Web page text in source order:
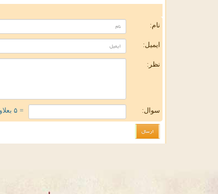
نام:
ایمیل:
نظر:
سوال: = ۵ بعلاوه ۲